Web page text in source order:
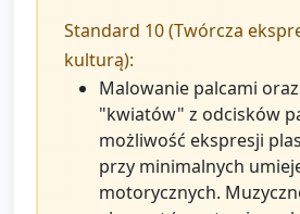
Standard 10 (Twórcza
kulturą):
Malowanie palcami
"kwiatów" z odcisków
możliwość ekspresji
przy minimalnych
motorycznych.